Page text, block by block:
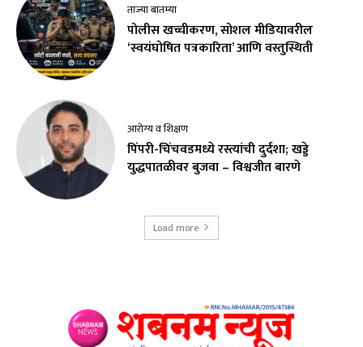
ताज्या बातम्या
पोलीस खच्चीकरण, सोशल मीडियावरील
‘स्वयंघोषित पत्रकारिता’ आणि वस्तुस्थिती
आरोग्य व शिक्षण
पिंपरी-चिंचवडमध्ये रस्त्यांची दुर्दशा; खड्डे
युद्धपातळीवर बुजवा – विश्वजीत बारणे
Load more